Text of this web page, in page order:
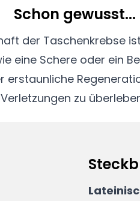
Schon gewusst...
der Taschenkrebse
eine Schere oder ein
erstaunliche
zu